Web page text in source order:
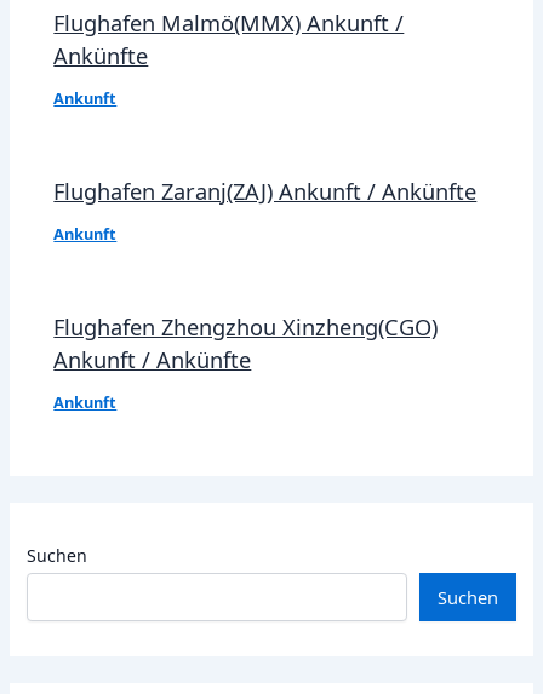
Flughafen Malmö(MMX) Ankunft /
Ankünfte
Ankunft
Flughafen Zaranj(ZAJ) Ankunft / Ankünfte
Ankunft
Flughafen Zhengzhou Xinzheng(CGO)
Ankunft / Ankünfte
Ankunft
Suchen
Suchen